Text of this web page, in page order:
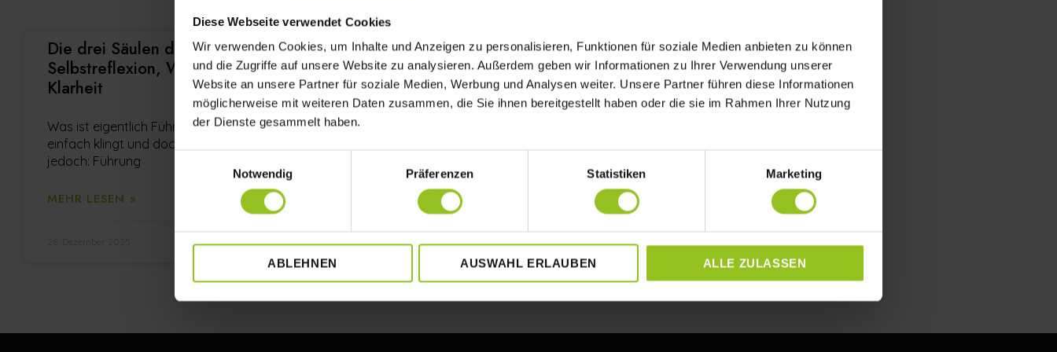
Diese Webseite verwendet Cookies
Wir verwenden Cookies, um Inhalte und Anzeigen zu personalisieren, Funktionen für soziale Medien anbieten zu können
und die Zugriffe auf unsere Website zu analysieren. Außerdem geben wir Informationen zu Ihrer Verwendung unserer
Website an unsere Partner für soziale Medien, Werbung und Analysen weiter. Unsere Partner führen diese Informationen
möglicherweise mit weiteren Daten zusammen, die Sie ihnen bereitgestellt haben oder die sie im Rahmen Ihrer Nutzung
der Dienste gesammelt haben.
Notwendig
Präferenzen Statistiken Marketing
ABLEHNEN AUSWAHL ERLAUBEN ALLE ZULASSEN
Die drei Säulen der Führung –
Selbstreflexion, Wachstum und
Klarheit
Was ist eigentlich Führung? Eine Frage, die so
einfach klingt und doch so viel Tiefe hat. Klar ist
jedoch: Führung
MEHR LESEN »